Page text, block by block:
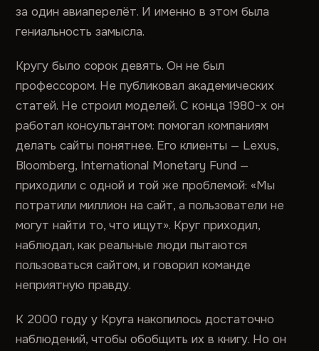
за один авиаперелёт. И именно в этом была
гениальность замысла.
Кругу было сорок девять. Он не был
профессором. Не публиковал академических
статей. Не строил моделей. С конца 1980-х он
работал консультантом: помогал компаниям
делать сайты понятнее. Его клиенты — Lexus,
Bloomberg, International Monetary Fund —
приходили с одной и той же проблемой: «Мы
потратили миллион на сайт, а пользователи не
могут найти то, что ищут». Круг приходил,
наблюдал, как реальные люди пытаются
пользоваться сайтом, и говорил команде
неприятную правду.
К 2000 году у Круга накопилось достаточно
наблюдений, чтобы обобщить их в книгу. Но он